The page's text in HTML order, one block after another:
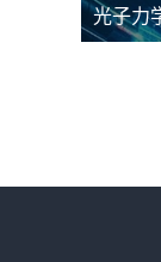
光子力